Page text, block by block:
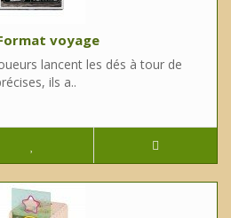
voyage
lancent les dés à tour de
ils a..